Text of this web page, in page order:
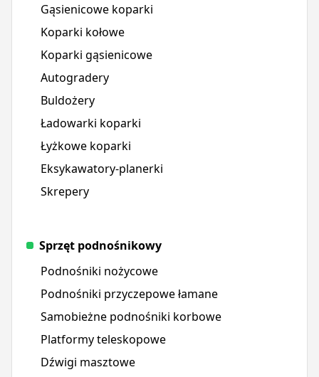
Gąsienicowe koparki
Koparki kołowe
Koparki gąsienicowe
Autogradery
Buldożery
Ładowarki koparki
Łyżkowe koparki
Eksykawatory-planerki
Skrepery
Sprzęt podnośnikowy
Podnośniki nożycowe
Podnośniki przyczepowe łamane
Samobieżne podnośniki korbowe
Platformy teleskopowe
Dźwigi masztowe